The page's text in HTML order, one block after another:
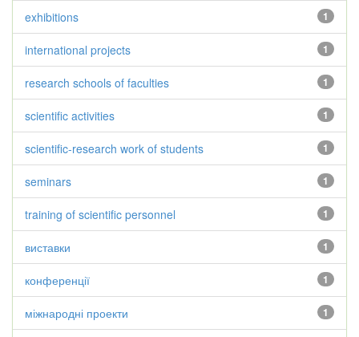
1
exhibitions
1
international projects
1
research schools of faculties
1
scientific activities
1
scientific-research work of students
1
seminars
1
training of scientific personnel
1
виставки
1
конференції
1
міжнародні проекти